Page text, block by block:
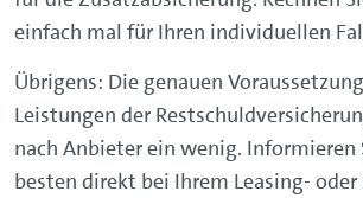
einfach mal für Ihren individuellen
Übrigens: Die genauen
Leistungen der
nach Anbieter ein wenig. Informieren
besten direkt bei Ihrem Leasing-